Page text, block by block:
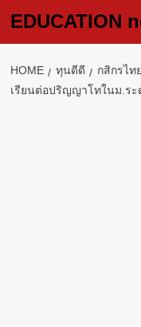
EDUCATION
HOME ทุนดีดี
กสิกรไท
เรียนต่อปริญญาโทในม.ระ